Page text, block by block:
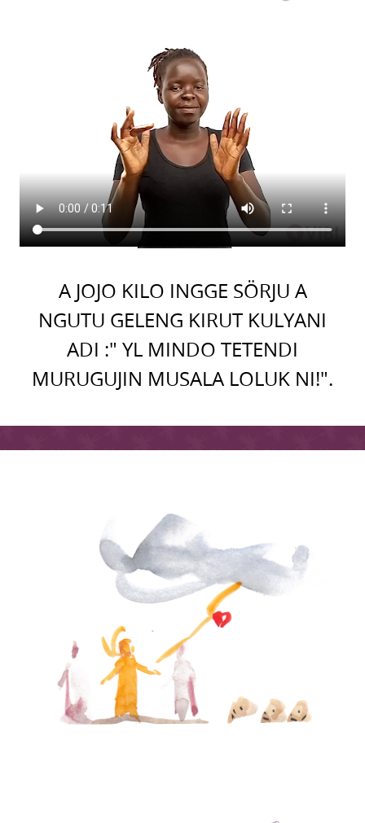
A JOJO KILO INGGE SÖRJU A
NGUTU GELENG KIRUT KULYANI
ADI :" YL MINDO TETENDI
MURUGUJIN MUSALA LOLUK NI!".